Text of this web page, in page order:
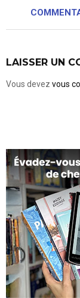
LAISSER UN
Vous devez vous